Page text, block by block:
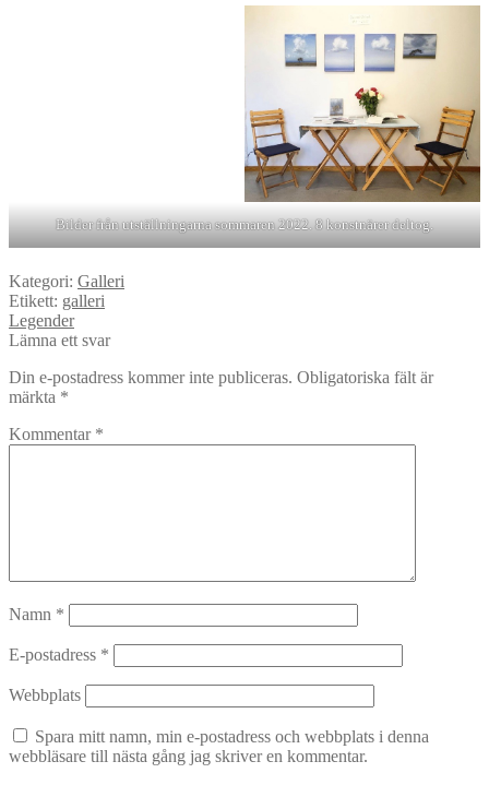
Bilder från utställningarna sommaren 2022. 8 konstnärer deltog.
Kategori: Galleri
Etikett: galleri
Inläggsnavigering
Nästa
inlägg:
Legender
Lämna ett svar
Din e-postadress kommer inte publiceras. Obligatoriska fält är
märkta *
Kommentar *
Namn *
E-postadress *
Webbplats
Spara mitt namn, min e-postadress och webbplats i denna
webbläsare till nästa gång jag skriver en kommentar.